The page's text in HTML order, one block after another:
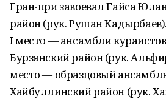
Гран-при завоевал Гайса
район (рук. Рушан Кадырбаев).
I место — ансамбли кураистов
Бурзянский район (рук.
место — образцовый
Хайбуллинский район (рук.